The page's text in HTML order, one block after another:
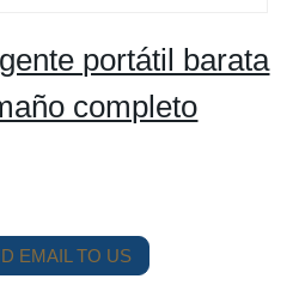
portátil barata
completo
EMAIL TO US